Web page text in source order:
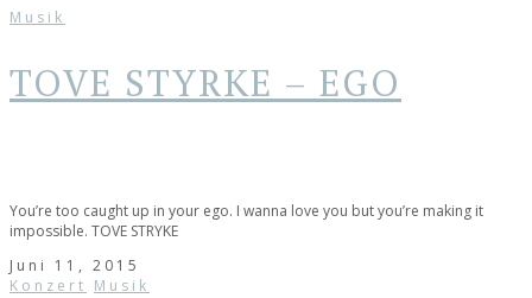
Musik
TOVE STYRKE – EGO
You’re too caught up in your ego. I wanna love you but you’re making it
impossible. TOVE STRYKE
Juni 11, 2015
Konzert Musik